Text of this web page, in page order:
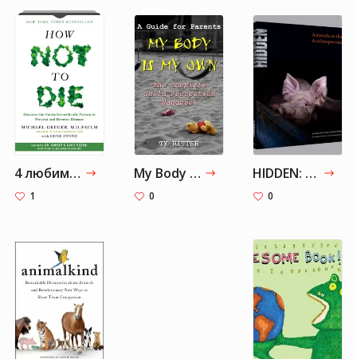
4 любимых книги Хоакина Феникса
1
My Body Is My Own
0
HIDDEN: Animals in the Anthropocene - We Animals Media
0